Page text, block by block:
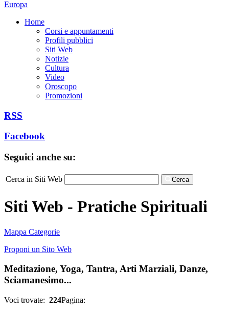
Home
Corsi e appuntamenti
Profili pubblici
Siti Web
Notizie
Cultura
Video
Oroscopo
Promozioni
RSS
Facebook
Seguici anche su:
Cerca in Siti Web Cerca
Siti Web - Pratiche Spirituali
Mappa Categorie
Proponi un Sito Web
Meditazione, Yoga, Tantra, Arti Marziali, Danze,
Sciamanesimo...
Voci trovate: 224Pagina: